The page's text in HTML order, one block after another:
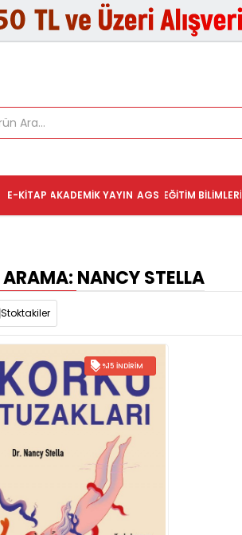
EĞITIM BILIMLERI
AGS
AKADEMIK YAYIN
E-KITAP
ARAMA: NANCY STELLA
Stoktakiler
%15 İNDIRIM